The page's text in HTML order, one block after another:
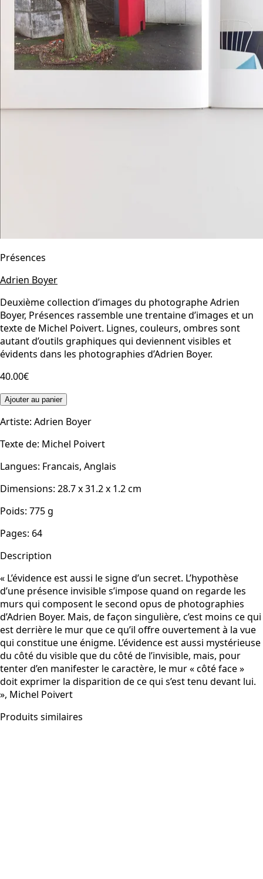
Présences
Adrien Boyer
Deuxième collection d’images du photographe Adrien
Boyer, Présences rassemble une trentaine d’images et un
texte de Michel Poivert. Lignes, couleurs, ombres sont
autant d’outils graphiques qui deviennent visibles et
évidents dans les photographies d’Adrien Boyer.
40.00€
Ajouter au panier
Artiste: Adrien Boyer
Texte de: Michel Poivert
Langues: Francais, Anglais
Dimensions: 28.7 x 31.2 x 1.2cm
Poids: 775g
Pages: 64
Description
« L’évidence est aussi le signe d’un secret. L’hypothèse
d’une présence invisible s’impose quand on regarde les
murs qui composent le second opus de photographies
d’Adrien Boyer. Mais, de façon singulière, c’est moins ce qui
est derrière le mur que ce qu’il offre ouvertement à la vue
qui constitue une énigme. L’évidence est aussi mystérieuse
du côté du visible que du côté de l’invisible, mais, pour
tenter d’en manifester le caractère, le mur « côté face »
doit exprimer la disparition de ce qui s’est tenu devant lui.
», Michel Poivert
Produits similaires